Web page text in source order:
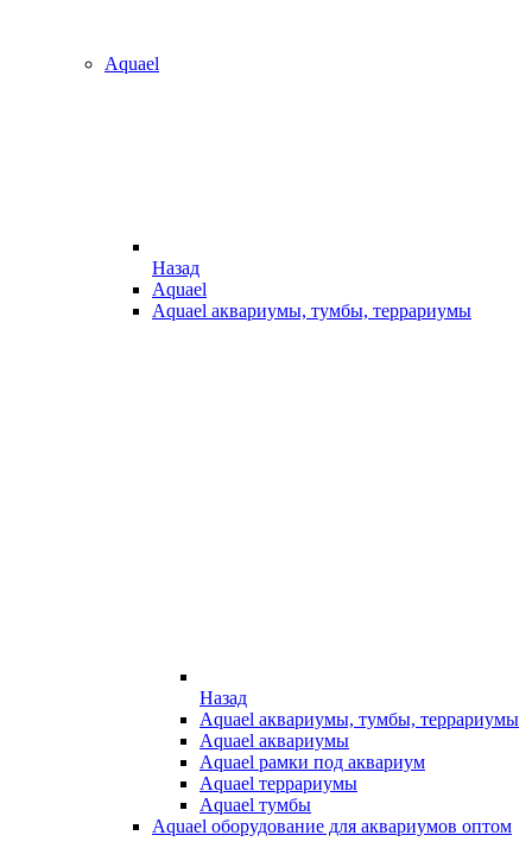
Aquael
Назад
Aquael
Aquael аквариумы, тумбы, террариумы
Назад
Aquael аквариумы, тумбы, террариумы
Aquael аквариумы
Aquael рамки под аквариум
Aquael террариумы
Aquael тумбы
Aquael оборудование для аквариумов оптом